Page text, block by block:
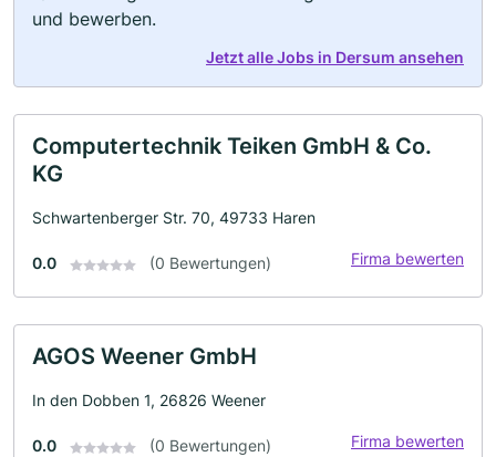
und bewerben.
Jetzt alle Jobs in Dersum ansehen
Computertechnik Teiken GmbH & Co.
KG
Schwartenberger Str. 70, 49733 Haren
0.0 (0 Bewertungen) Firma bewerten
AGOS Weener GmbH
In den Dobben 1, 26826 Weener
0.0 (0 Bewertungen) Firma bewerten